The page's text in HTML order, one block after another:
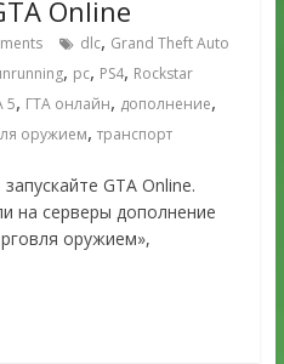
Online
dlc, Grand Theft Auto
, pc, PS4, Rockstar
5, ГТА онлайн, дополнение,
оружием, транспорт
GTA Online.
на серверы дополнение
оружием»,